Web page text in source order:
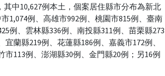
其中10,627例本土，個案居住縣市分布為新北
1,074例、高雄市992例、桃園市815例、臺南
例、雲林縣336例、南投縣311例、苗栗縣273
蘭縣219例、花蓮縣186例、嘉義市172例、
市113例、澎湖縣30例、金門縣20例；另16例